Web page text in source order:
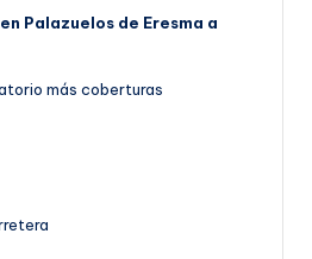
Palazuelos de Eresma a
más coberturas